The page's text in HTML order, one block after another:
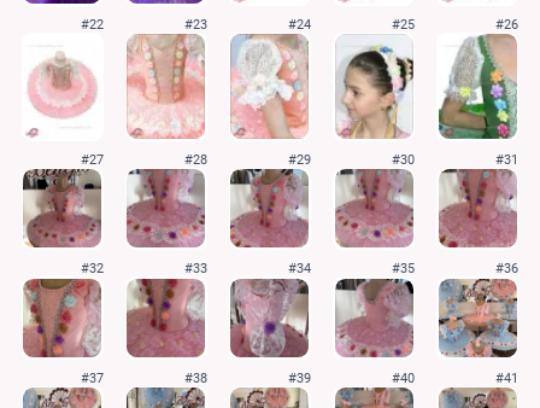
#22 #23 #24 #25 #26
#27 #28 #29 #30 #31
#32 #33 #34 #35 #36
#37 #38 #39 #40 #41